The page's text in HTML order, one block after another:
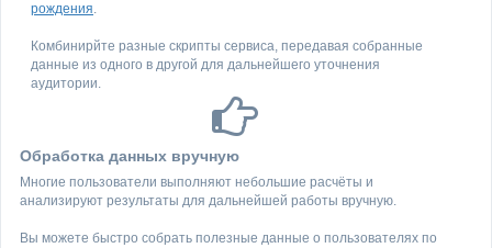
рождения.
Комбинирйте разные скрипты сервиса, передавая собранные
данные из одного в другой для дальнейшего уточнения
аудитории.
Обработка данных вручную
Многие пользователи выполняют небольшие расчёты и
анализируют результаты для дальнейшей работы вручную.
Вы можете быстро собрать полезные данные о пользователях по